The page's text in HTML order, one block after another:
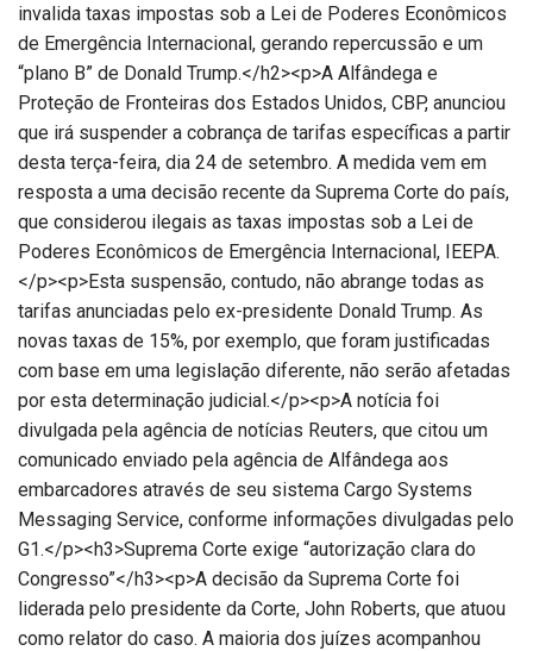
invalida taxas impostas sob a Lei de Poderes Econômicos
de Emergência Internacional, gerando repercussão e um
“plano B” de Donald Trump.</h2><p>A Alfândega e
Proteção de Fronteiras dos Estados Unidos, CBP, anunciou
que irá suspender a cobrança de tarifas específicas a partir
desta terça-feira, dia 24 de setembro. A medida vem em
resposta a uma decisão recente da Suprema Corte do país,
que considerou ilegais as taxas impostas sob a Lei de
Poderes Econômicos de Emergência Internacional, IEEPA.
</p><p>Esta suspensão, contudo, não abrange todas as
tarifas anunciadas pelo ex-presidente Donald Trump. As
novas taxas de 15%, por exemplo, que foram justificadas
com base em uma legislação diferente, não serão afetadas
por esta determinação judicial.</p><p>A notícia foi
divulgada pela agência de notícias Reuters, que citou um
comunicado enviado pela agência de Alfândega aos
embarcadores através de seu sistema Cargo Systems
Messaging Service, conforme informações divulgadas pelo
G1.</p><h3>Suprema Corte exige “autorização clara do
Congresso”</h3><p>A decisão da Suprema Corte foi
liderada pelo presidente da Corte, John Roberts, que atuou
como relator do caso. A maioria dos juízes acompanhou